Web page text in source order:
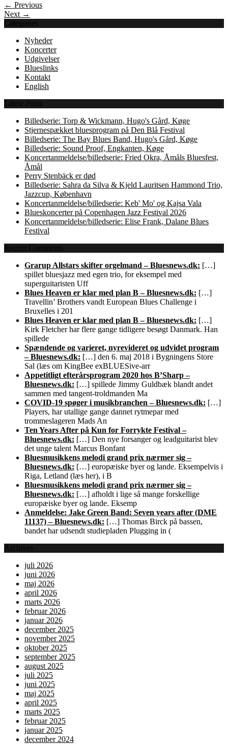
← Previous
Next →
Categories
Nyheder
Koncerter
Udgivelser
Blueslinks
Kontakt
English
Latest Posts
Billedserie: Torp & Wickmann, Hugo's Gård, Køge
Stjernespækket bluesprogram på Den Blå Festival
Billedserie: The Bay Blues Band, Hugo's Gård, Køge
Billedserie: Sound Proof, Engkanten, Køge
Koncertanmeldelse/billedserie: Fried Okra, Åmåls Bluesfest,
Åmål
Perry Stenbäck er død
Billedserie: Sahra da Silva & Kjeld Lauritsen Hammond Trio,
Jazzcup, København
Koncertanmeldelse/billedserie: Keb' Mo' og Kajsa Vala
Blueskoncerter på Copenhagen Jazz Festival 2026
Koncertanmeldelse/billedserie: Elise Frank, Dalane Blues
Festival
Recent Comments
Grarup Allstars skifter orgelmand – Bluesnews.dk: […]
spillet bluesjazz med egen trio, for eksempel med
superguitaristen Uff
Blues Heaven er klar med plan B – Bluesnews.dk: […]
Travellin’ Brothers vandt European Blues Challenge i
Bruxelles i 201
Blues Heaven er klar med plan B – Bluesnews.dk: […]
Kirk Fletcher har flere gange tidligere besøgt Danmark. Han
spillede
Spændende og varieret, nyrevideret og udvidet program
– Bluesnews.dk: […] den 6. maj 2018 i Bygningens Store
Sal (læs om KingBee exBLUESive-arr
Appetitligt efterårsprogram 2020 hos B’Sharp –
Bluesnews.dk: […] spillede Jimmy Guldbæk blandt andet
sammen med tangent-troldmanden Ma
COVID-19 spøger i musikbranchen – Bluesnews.dk: […]
Players, har utallige gange dannet rytmepar med
trommeslageren Mads An
Ten Years After på Kun for Forrykte Festival –
Bluesnews.dk: […] Den nye forsanger og leadguitarist blev
det unge talent Marcus Bonfant
Bluesmusikkens melodi grand prix nærmer sig –
Bluesnews.dk: […] europæiske byer og lande. Eksempelvis i
Riga, Letland (læs her), i B
Bluesmusikkens melodi grand prix nærmer sig –
Bluesnews.dk: […] afholdt i lige så mange forskellige
europæiske byer og lande. Eksemp
Anmeldelse: Jake Green Band: Seven years after (DME
11137) – Bluesnews.dk: […] Thomas Birck på bassen,
bandet har udsendt studiepladen Plugging in (
Archives
juli 2026
juni 2026
maj 2026
april 2026
marts 2026
februar 2026
januar 2026
december 2025
november 2025
oktober 2025
september 2025
august 2025
juli 2025
juni 2025
maj 2025
april 2025
marts 2025
februar 2025
januar 2025
december 2024